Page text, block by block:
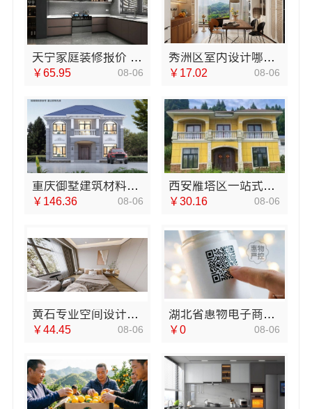
天宁家庭装修报价 - 常州宜居佳装饰
￥65.95 08-06
秀洲区室内设计哪家好旧房翻新嘉兴锦居装饰材料有限公司
￥17.02 08-06
重庆御墅建筑材料有限公司周边区县装配式木模售后
￥146.36 08-06
西安雁塔区一站式家装设计刚需房售后完善，居安天成
￥30.16 08-06
黄石专业空间设计一站式服务，湖北百年米莱空间美学装饰材料有限公司
￥44.45 08-06
湖北省惠物电子商务有限公司推荐母婴用品厂家优缺点
￥0 08-06